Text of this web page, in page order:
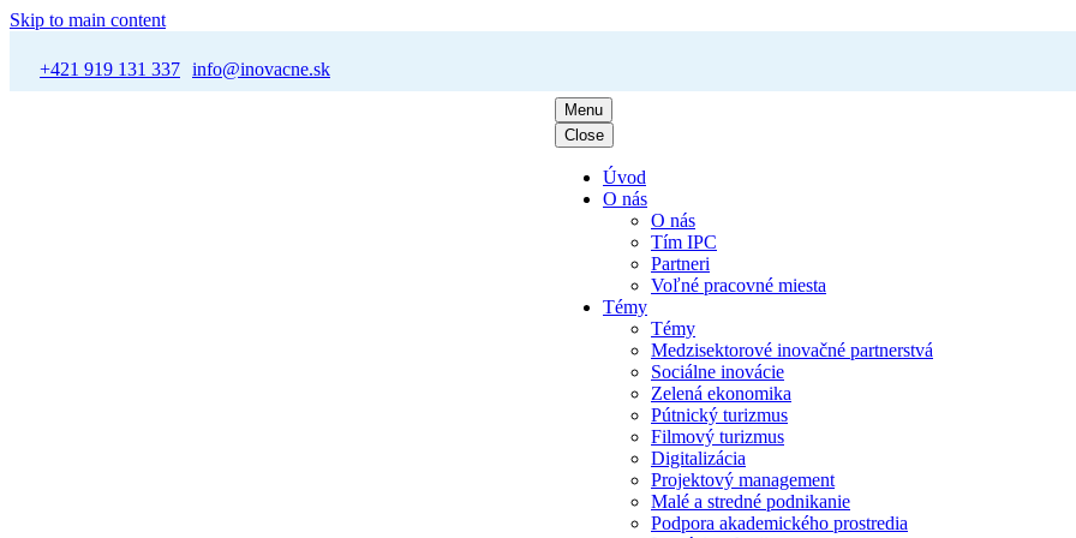
Skip to main content
+421 919 131 337 info@inovacne.sk
Menu
Close
Úvod
O nás
O nás
Tím IPC
Partneri
Voľné pracovné miesta
Témy
Témy
Medzisektorové inovačné partnerstvá
Sociálne inovácie
Zelená ekonomika
Pútnický turizmus
Filmový turizmus
Digitalizácia
Projektový management
Malé a stredné podnikanie
Podpora akademického prostredia